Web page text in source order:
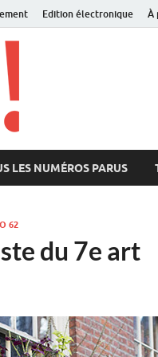
Edition électronique À
LES NUMÉROS PARUS
62
du 7e art